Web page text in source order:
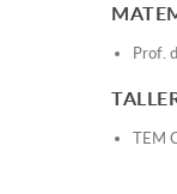
Prof.
TEM